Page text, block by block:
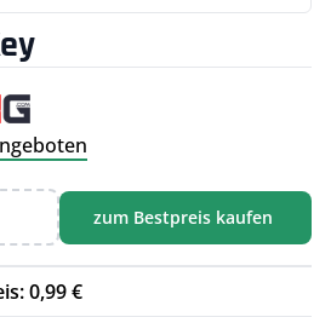
zum Bestpreis kaufen
0,99 €